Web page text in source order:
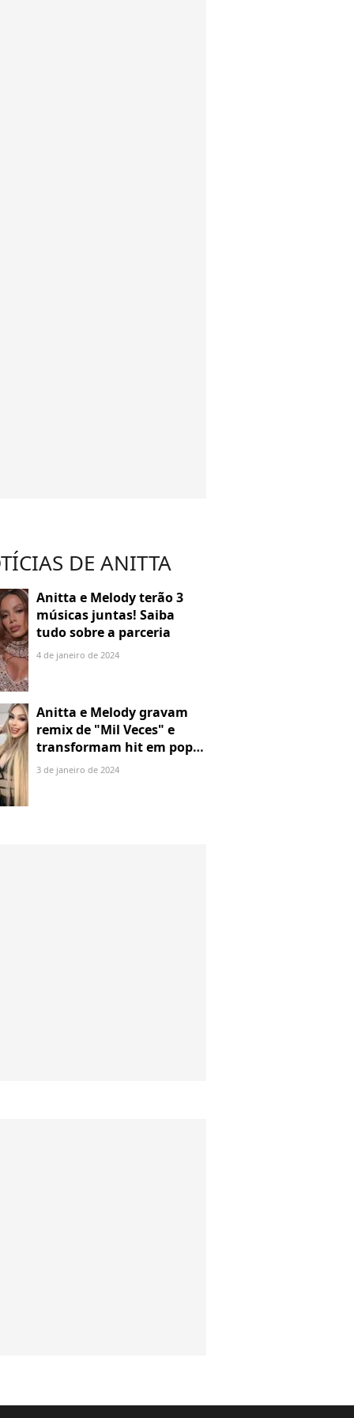
DE ANITTA
Anitta e Melody terão 3
músicas juntas! Saiba
tudo sobre a parceria
4 de janeiro de 2024
Anitta e Melody gravam
remix de "Mil Veces" e
transformam hit em pop
com piseiro. Ouça trecho!
3 de janeiro de 2024